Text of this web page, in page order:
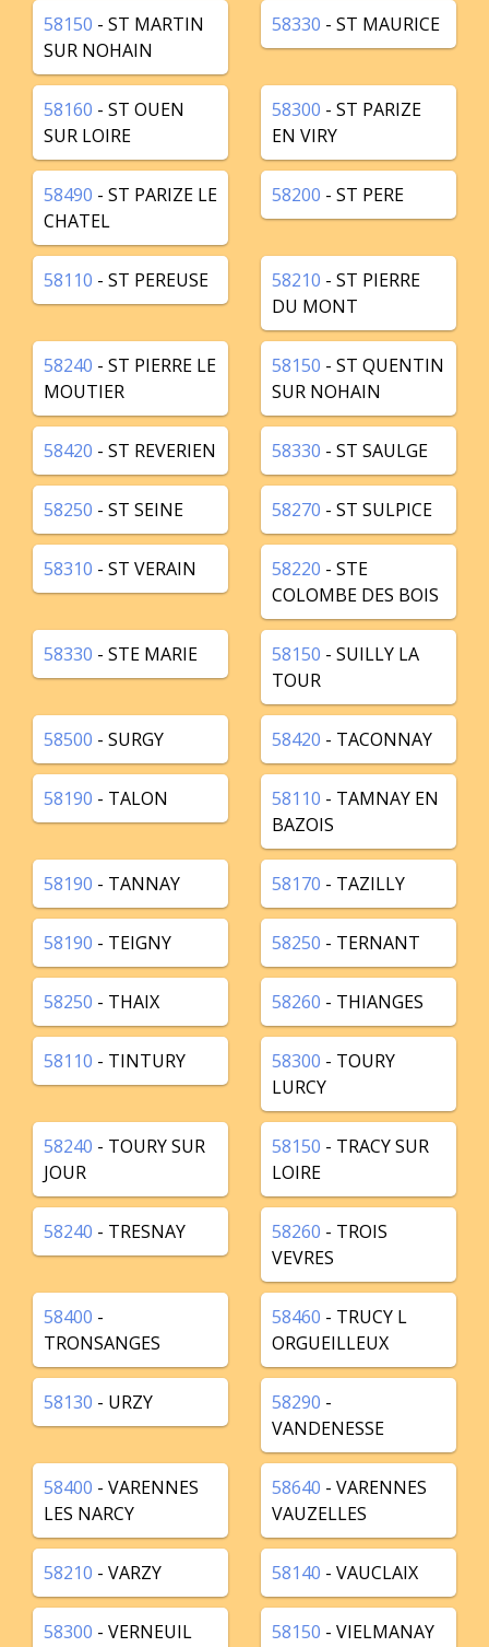
58150 - ST MARTIN
SUR NOHAIN
58330 - ST MAURICE
58160 - ST OUEN
SUR LOIRE
58300 - ST PARIZE
EN VIRY
58490 - ST PARIZE LE
CHATEL
58200 - ST PERE
58110 - ST PEREUSE 58210 - ST PIERRE
DU MONT
58240 - ST PIERRE LE
MOUTIER
58150 - ST QUENTIN
SUR NOHAIN
58420 - ST REVERIEN 58330 - ST SAULGE
58250 - ST SEINE 58270 - ST SULPICE
58310 - ST VERAIN 58220 - STE
COLOMBE DES BOIS
58330 - STE MARIE 58150 - SUILLY LA
TOUR
58500 - SURGY 58420 - TACONNAY
58190 - TALON 58110 - TAMNAY EN
BAZOIS
58190 - TANNAY 58170 - TAZILLY
58190 - TEIGNY 58250 - TERNANT
58250 - THAIX 58260 - THIANGES
58110 - TINTURY 58300 - TOURY
LURCY
58240 - TOURY SUR
JOUR
58150 - TRACY SUR
LOIRE
58240 - TRESNAY 58260 - TROIS
VEVRES
58400 -
TRONSANGES
58460 - TRUCY L
ORGUEILLEUX
58130 - URZY 58290 -
VANDENESSE
58400 - VARENNES
LES NARCY
58640 - VARENNES
VAUZELLES
58210 - VARZY 58140 - VAUCLAIX
58300 - VERNEUIL 58150 - VIELMANAY